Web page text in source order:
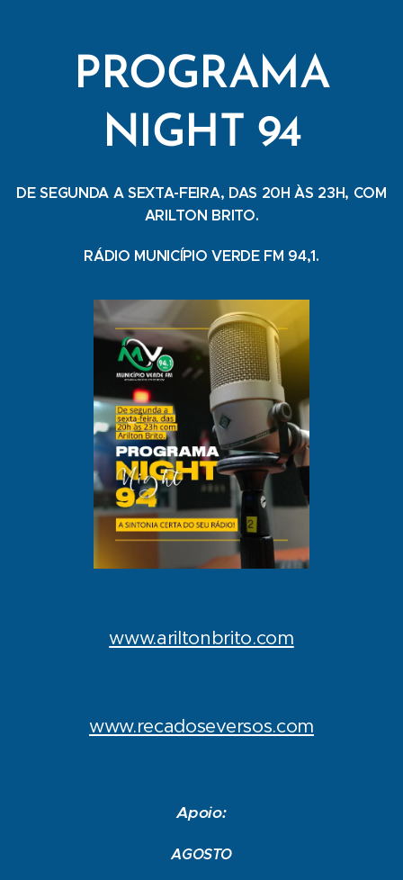
PROGRAMA
NIGHT 94
DE SEGUNDA A SEXTA-FEIRA, DAS 20H ÀS 23H, COM
ARILTON BRITO.
RÁDIO MUNICÍPIO VERDE FM 94,1.
www.ariltonbrito.com
www.recadoseversos.com
Apoio:
AGOSTO